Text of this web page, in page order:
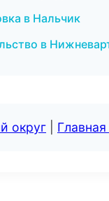
в Нальчик
в
округ